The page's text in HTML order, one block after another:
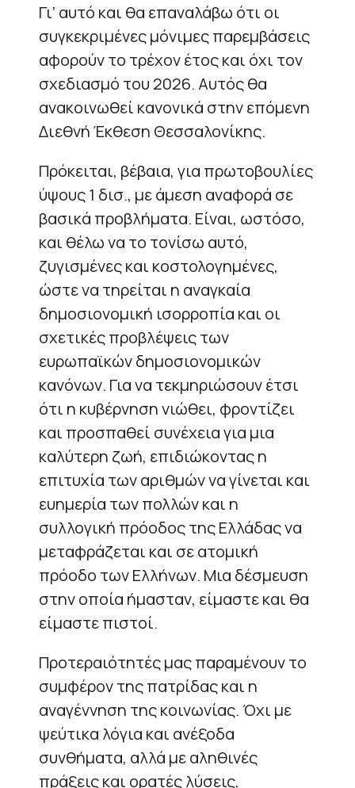
Γι’ αυτό και θα επαναλάβω ότι οι
συγκεκριμένες μόνιμες παρεμβάσεις
αφορούν το τρέχον έτος και όχι τον
σχεδιασμό του 2026. Αυτός θα
ανακοινωθεί κανονικά στην επόμενη
Διεθνή Έκθεση Θεσσαλονίκης.
Πρόκειται, βέβαια, για πρωτοβουλίες
ύψους 1 δισ., με άμεση αναφορά σε
βασικά προβλήματα. Είναι, ωστόσο,
και θέλω να το τονίσω αυτό,
ζυγισμένες και κοστολογημένες,
ώστε να τηρείται η αναγκαία
δημοσιονομική ισορροπία και οι
σχετικές προβλέψεις των
ευρωπαϊκών δημοσιονομικών
κανόνων. Για να τεκμηριώσουν έτσι
ότι η κυβέρνηση νιώθει, φροντίζει
και προσπαθεί συνέχεια για μια
καλύτερη ζωή, επιδιώκοντας η
επιτυχία των αριθμών να γίνεται και
ευημερία των πολλών και η
συλλογική πρόοδος της Ελλάδας να
μεταφράζεται και σε ατομική
πρόοδο των Ελλήνων. Μια δέσμευση
στην οποία ήμασταν, είμαστε και θα
είμαστε πιστοί.
Προτεραιότητές μας παραμένουν το
συμφέρον της πατρίδας και η
αναγέννηση της κοινωνίας. Όχι με
ψεύτικα λόγια και ανέξοδα
συνθήματα, αλλά με αληθινές
πράξεις και ορατές λύσεις,